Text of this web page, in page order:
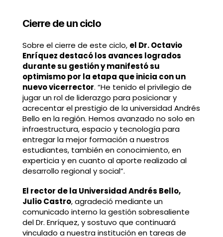
Cierre de un ciclo
Sobre el cierre de este ciclo, el Dr. Octavio
Enríquez destacó los avances logrados
durante su gestión y manifestó su
optimismo por la etapa que inicia con un
nuevo vicerrector. “He tenido el privilegio de
jugar un rol de liderazgo para posicionar y
acrecentar el prestigio de la universidad Andrés
Bello en la región. Hemos avanzado no solo en
infraestructura, espacio y tecnología para
entregar la mejor formación a nuestros
estudiantes, también en conocimiento, en
experticia y en cuanto al aporte realizado al
desarrollo regional y social”.
El rector de la Universidad Andrés Bello,
Julio Castro, agradeció mediante un
comunicado interno la gestión sobresaliente
del Dr. Enríquez, y sostuvo que continuará
vinculado a nuestra institución en tareas de